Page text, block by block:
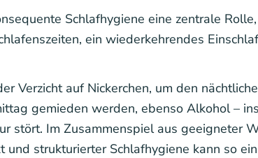
Schlafhygiene eine zentrale
ein wiederkehrendes
Verzicht auf Nickerchen, um den
gemieden werden, ebenso Alkohol –
stört. Im Zusammenspiel aus geeigneter
strukturierter Schlafhygiene kann so